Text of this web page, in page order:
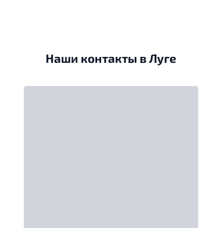
Наши контакты в Луге